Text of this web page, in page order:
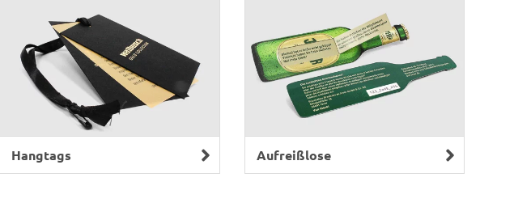
Hangtags Aufreißlose